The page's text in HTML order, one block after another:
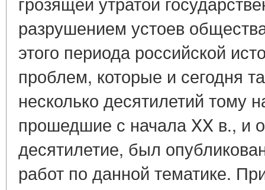
разрушением устоев
этого периода российской
проблем, которые и сегодня
несколько десятилетий тому
прошедшие с начала XX в., и
десятилетие, был
работ по данной тематике.